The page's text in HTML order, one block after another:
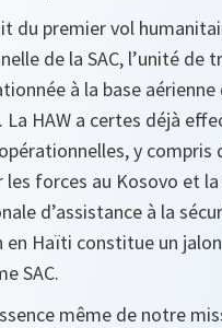
du premier vol
de la SAC, l’unité de
à la base aérienne
La HAW a certes déjà
y compris
les forces au Kosovo et
d’assistance à la
en Haïti constitue un
SAC.
même de notre